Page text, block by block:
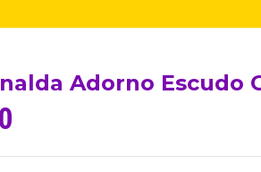
Adorno Escudo